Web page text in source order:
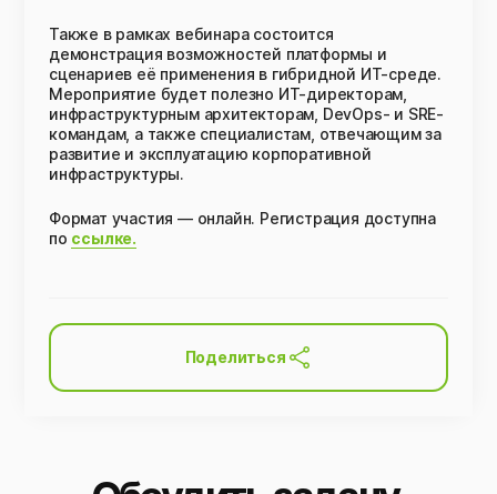
Также в рамках вебинара состоится
демонстрация возможностей платформы и
сценариев её применения в гибридной ИТ-среде.
Мероприятие будет полезно ИТ-директорам,
инфраструктурным архитекторам, DevOps- и SRE-
командам, а также специалистам, отвечающим за
развитие и эксплуатацию корпоративной
инфраструктуры.
Формат участия — онлайн. Регистрация доступна
по ссылке.
Поделиться